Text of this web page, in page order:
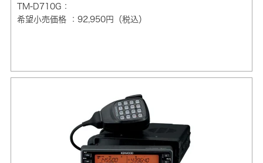
TM-D710G：
希望小売価格 ：92,950円（税込）